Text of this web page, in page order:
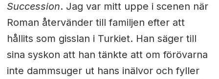
Succession. Jag var mitt uppe i scenen när
Roman återvänder till familjen efter att
hållits som gisslan i Turkiet. Han säger till
sina syskon att han tänkte att om förövarna
inte dammsuger ut hans inälvor och fyller